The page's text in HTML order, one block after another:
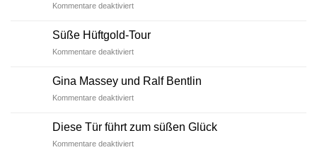
geheim!
Kommentare deaktiviert
Marzipan
geht
Welt
Süße Hüftgold-Tour
Kommentare deaktiviert
Hüftgold-
Tour
Gina Massey und Ralf Bentlin
Kommentare deaktiviert
Massey
und
Die­se Tür führt zum süßen Glück
Kommentare deaktiviert